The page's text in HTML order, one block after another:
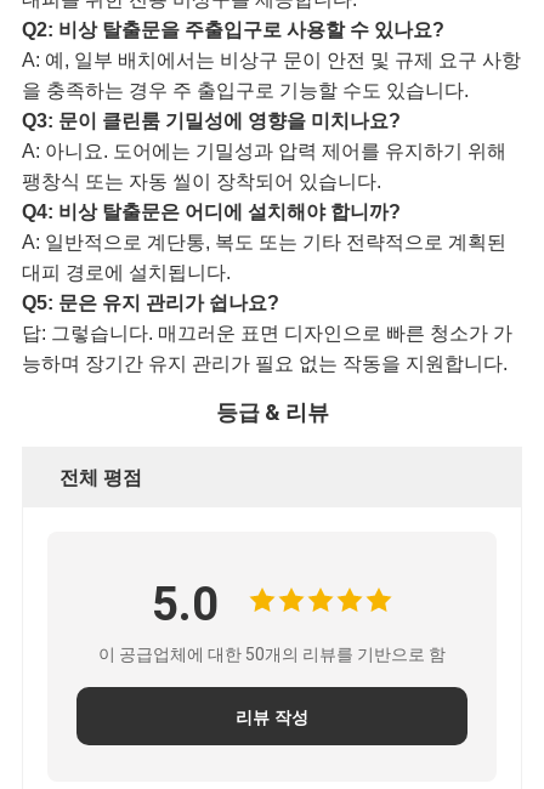
Q2: 비상 탈출문을 주출입구로 사용할 수 있나요?
A: 예, 일부 배치에서는 비상구 문이 안전 및 규제 요구 사항
을 충족하는 경우 주 출입구로 기능할 수도 있습니다.
Q3: 문이 클린룸 기밀성에 영향을 미치나요?
A: 아니요. 도어에는 기밀성과 압력 제어를 유지하기 위해
팽창식 또는 자동 씰이 장착되어 있습니다.
Q4: 비상 탈출문은 어디에 설치해야 합니까?
A: 일반적으로 계단통, 복도 또는 기타 전략적으로 계획된
대피 경로에 설치됩니다.
Q5: 문은 유지 관리가 쉽나요?
답: 그렇습니다. 매끄러운 표면 디자인으로 빠른 청소가 가
능하며 장기간 유지 관리가 필요 없는 작동을 지원합니다.
등급 & 리뷰
전체 평점
5.0
이 공급업체에 대한 50개의 리뷰를 기반으로 함
리뷰 작성